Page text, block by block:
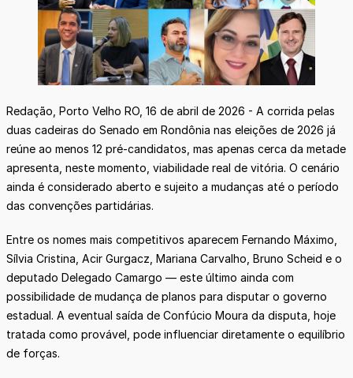
Redação, Porto Velho RO, 16 de abril de 2026 - A corrida pelas
duas cadeiras do Senado em Rondônia nas eleições de 2026 já
reúne ao menos 12 pré-candidatos, mas apenas cerca da metade
apresenta, neste momento, viabilidade real de vitória. O cenário
ainda é considerado aberto e sujeito a mudanças até o período
das convenções partidárias.
Entre os nomes mais competitivos aparecem Fernando Máximo,
Sílvia Cristina, Acir Gurgacz, Mariana Carvalho, Bruno Scheid e o
deputado Delegado Camargo — este último ainda com
possibilidade de mudança de planos para disputar o governo
estadual. A eventual saída de Confúcio Moura da disputa, hoje
tratada como provável, pode influenciar diretamente o equilíbrio
de forças.